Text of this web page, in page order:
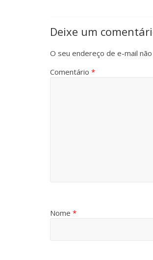
Deixe um
O seu endereço de e-mail
Comentário *
Nome *